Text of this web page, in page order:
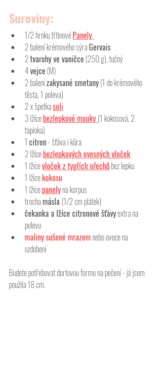
Suroviny:
1/2 hrnku třtinové Panely
2 balení krémového sýra Gervais
2 tvarohy ve vaničce (250 g), tučný
4 vejce (M)
2 balení zakysané smetany (1 do krémového
těsta, 1 poleva)
2 x špetka soli
3 lžíce bezlepkové mouky (1 kokosová, 2
tapioka)
1 citron - šťáva i kůra
2 lžíce bezlepkových ovesných vloček
1 lžíce vloček z tygřích ořechů bez lepku
1 lžíce kokosu
1 lžíce panely na korpus
trocha másla (1/2 cm plátek)
čekanka a lžíce citronové šťávy extra na
polevu
maliny sušené mrazem nebo ovoce na
ozdobení
Budete potřebovat dortovou formu na pečení - já jsem
použila 18 cm.